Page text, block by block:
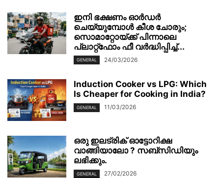
ഇനി ഭക്ഷണം ഓർഡർ
ചെയ്യുമ്പോൾ കീശ ചോരും;
സൊമാറ്റോയ്ക്ക് പിന്നാലെ
പ്ലാറ്റ്‌ഫോം ഫീ വർദ്ധിപ്പിച്ച്...
GENERAL 24/03/2026
Induction Cooker vs LPG: Which
Is Cheaper for Cooking in India?
GENERAL 11/03/2026
ഒരു ഇലട്രിക് ഓട്ടോറിക്ഷ
വാങ്ങിയാലോ ? സബ്സിഡിയും
ലഭിക്കും.
GENERAL 27/02/2026